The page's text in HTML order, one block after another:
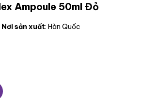
Ampoule 50ml Đỏ
Nơi sản xuất: Hàn Quốc
số lượng